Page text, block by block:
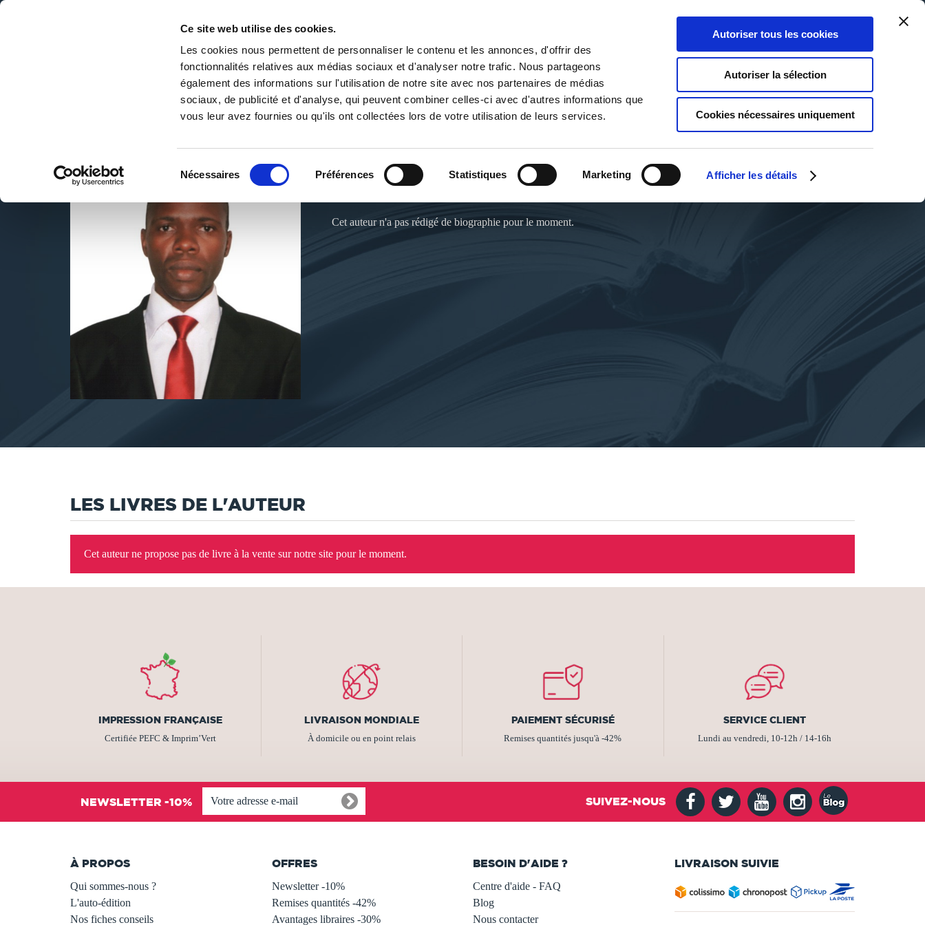
Ce site web utilise des cookies.
Les cookies nous permettent de personnaliser le contenu et les annonces, d'offrir des
fonctionnalités relatives aux médias sociaux et d'analyser notre trafic. Nous partageons
également des informations sur l'utilisation de notre site avec nos partenaires de médias
sociaux, de publicité et d'analyse, qui peuvent combiner celles-ci avec d'autres informations que
vous leur avez fournies ou qu'ils ont collectées lors de votre utilisation de leurs services.
Nécessaires Préférences Statistiques Marketing Afficher les détails
Autoriser tous les cookies
Autoriser la sélection
Cookies nécessaires uniquement
DE LA PAGE BLANCHE... AU BEST SELLER
0
Panier
0
Ma liste
Connexion
PUBLIER UN LIVRE LIBRAIRIE
Julien C. Hounkpe
JULIEN C. HOUNKPE
Cet auteur n'a pas rédigé de biographie pour le moment.
LES LIVRES DE L'AUTEUR
Cet auteur ne propose pas de livre à la vente sur notre site pour le moment.
IMPRESSION FRANÇAISE
Certifiée PEFC & Imprim’Vert
LIVRAISON MONDIALE
À domicile ou en point relais
PAIEMENT SÉCURISÉ
Remises quantités jusqu'à -42%
SERVICE CLIENT
Lundi au vendredi, 10-12h / 14-16h
NEWSLETTER -10% SUIVEZ-NOUS
À PROPOS
Qui sommes-nous ?
L'auto-édition
Nos fiches conseils
OFFRES
Newsletter -10%
Remises quantités -42%
Avantages libraires -30%
BESOIN D'AIDE ?
Centre d'aide - FAQ
Blog
Nous contacter
LIVRAISON SUIVIE